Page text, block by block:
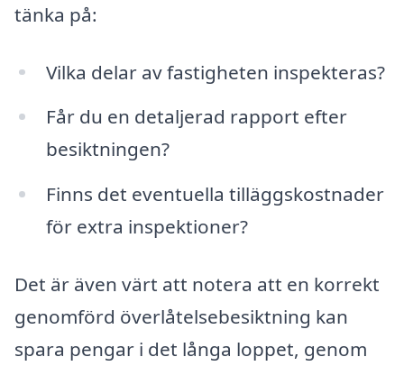
tänka på:
Vilka delar av fastigheten inspekteras?
Får du en detaljerad rapport efter
besiktningen?
Finns det eventuella tilläggskostnader
för extra inspektioner?
Det är även värt att notera att en korrekt
genomförd överlåtelsebesiktning kan
spara pengar i det långa loppet, genom